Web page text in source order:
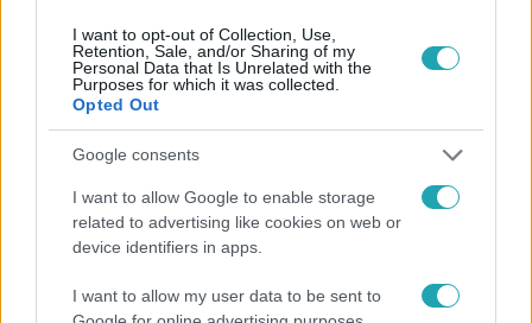
I want to opt-out of Collection, Use,
Retention, Sale, and/or Sharing of my
Personal Data that Is Unrelated with the
Purposes for which it was collected.
Opted Out
Google consents
I want to allow Google to enable storage
related to advertising like cookies on web or
device identifiers in apps.
I want to allow my user data to be sent to
BALESET-BŰNÜGY #ÁRPÁD HÍD #BUDAPEST
#TAXISOFŐR
Népszerű